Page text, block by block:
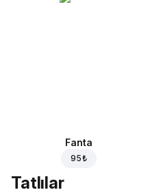
Fanta
95 ₺
Tatlılar